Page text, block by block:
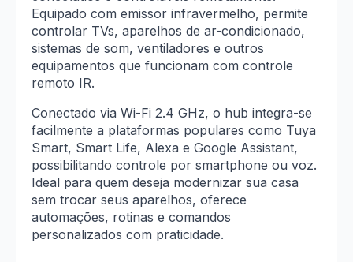
Equipado com emissor infravermelho, permite
controlar TVs, aparelhos de ar-condicionado,
sistemas de som, ventiladores e outros
equipamentos que funcionam com controle
remoto IR.
Conectado via Wi-Fi 2.4 GHz, o hub integra-se
facilmente a plataformas populares como Tuya
Smart, Smart Life, Alexa e Google Assistant,
possibilitando controle por smartphone ou voz.
Ideal para quem deseja modernizar sua casa
sem trocar seus aparelhos, oferece
automações, rotinas e comandos
personalizados com praticidade.